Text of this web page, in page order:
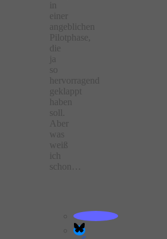
einer
angeblichen
Pilotphase,
die
ja
so
hervorragend
geklappt
haben
soll.
Aber
was
weiß
ich
schon…